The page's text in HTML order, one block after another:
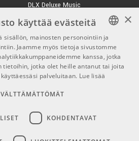
DLX Deluxe Music
verkkokaupan asiakaspalvelu:
tilaus@dlxmusic.fi
Puh: 0207 282240 (arkisin klo
13-17)
Puh: 0207 282250 (myymälä)
00580 Helsinki
Y-tunnus: 1983522-7
FINNISH
FINNISH
×
käyttää evästeitä
sisällön, mainosten personointiin ja
Jaamme myös tietoja sivustomme
kanssa, jotka
tietoihin, jotka olet heille antanut tai joita
palveluitaan. Lue lisää
KOHDENTAVAT